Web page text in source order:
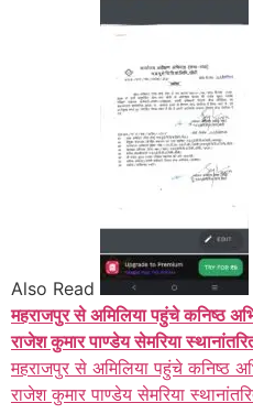
Also Read
महराजपुर से अमिलिया पहुंचे कनिष्ठ
राजेश कुमार पाण्डेय सेमरिया
महराजपुर से अमिलिया पहुंचे कनिष्ठ
राजेश कुमार पाण्डेय सेमरिया